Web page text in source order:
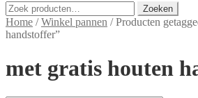
Zoeken
naar:
Zoeken
Home /Winkel pannen /Producten
handstoffer”
met gratis houten